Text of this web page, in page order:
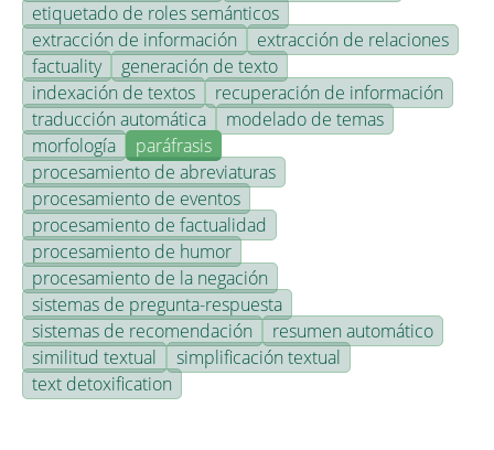
etiquetado de roles semánticos
extracción de información
extracción de relaciones
factuality
generación de texto
indexación de textos
recuperación de información
traducción automática
modelado de temas
morfología
paráfrasis
procesamiento de abreviaturas
procesamiento de eventos
procesamiento de factualidad
procesamiento de humor
procesamiento de la negación
sistemas de pregunta-respuesta
sistemas de recomendación
resumen automático
similitud textual
simplificación textual
text detoxification